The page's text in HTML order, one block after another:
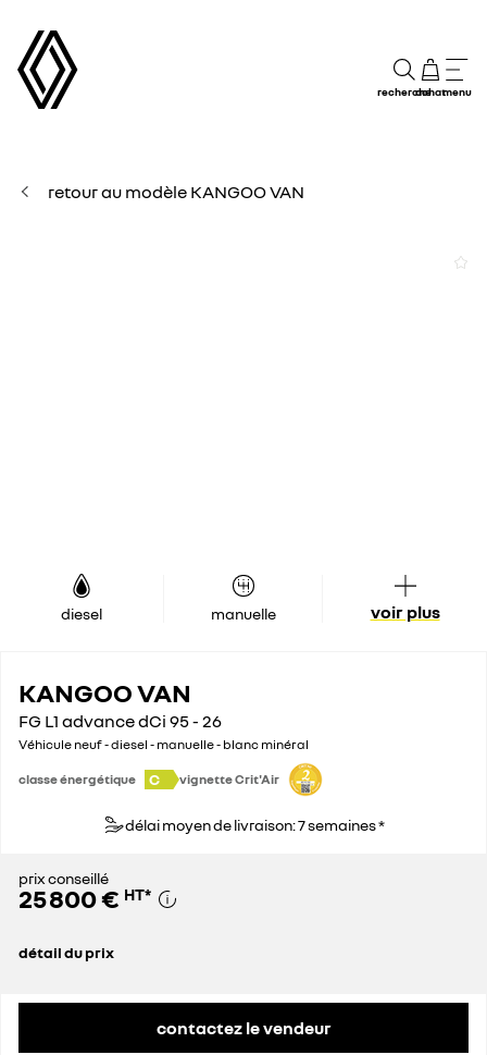
rechercheachatmenu
retour au modèle KANGOO VAN
diesel manuelle voir plus
KANGOO VAN
FG L1 advance dCi 95 - 26
Véhicule neuf - diesel - manuelle - blanc minéral
classe énergétique C vignette Crit'Air
délai moyen de livraison: 7 semaines *
prix conseillé
25 800 € HT*
détail du prix
contactez le vendeur